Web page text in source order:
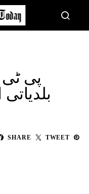
پی ٹی
SHARE TWEET